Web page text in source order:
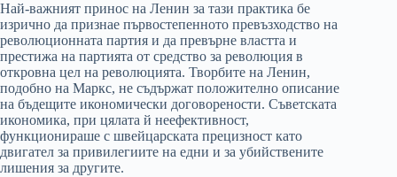
Най-важният принос на Ленин за тази практика бе
изрично да признае първостепенното превъзходство на
революционната партия и да превърне властта и
престижа на партията от средство за революция в
откровна цел на революцията. Творбите на Ленин,
подобно на Маркс, не съдържат положително описание
на бъдещите икономически договорености. Съветската
икономика, при цялата й неефективност,
функционираше с швейцарската прецизност като
двигател за привилегиите на едни и за убийствените
лишения за другите.